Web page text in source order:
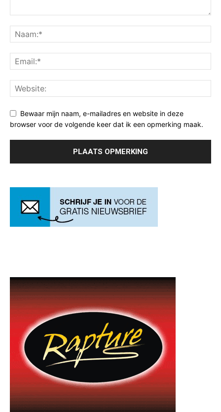
Bewaar mijn naam, e-mailadres en website in deze
browser voor de volgende keer dat ik een opmerking maak.